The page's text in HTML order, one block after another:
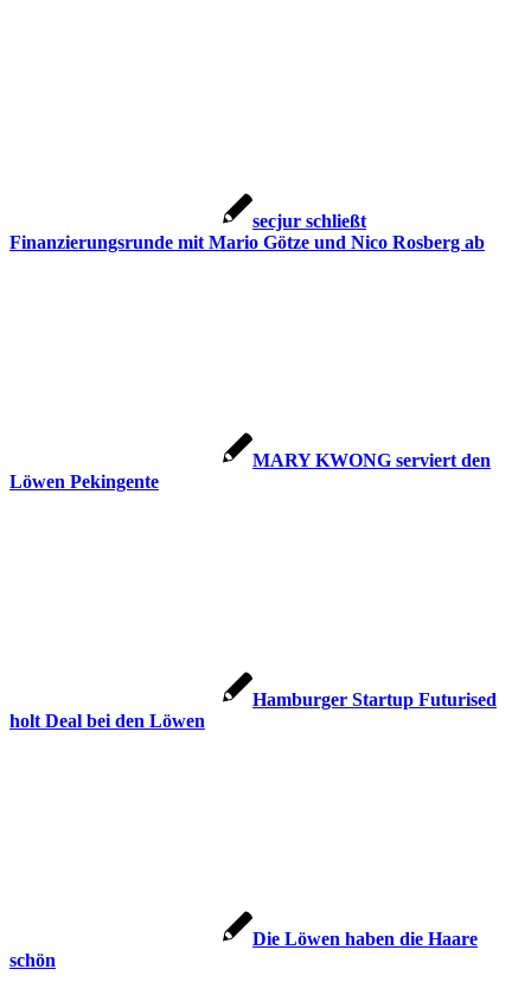
secjur schließt
Finanzierungsrunde mit Mario Götze und Nico Rosberg ab
MARY KWONG serviert den
Löwen Pekingente
Hamburger Startup Futurised
holt Deal bei den Löwen
Die Löwen haben die Haare
schön